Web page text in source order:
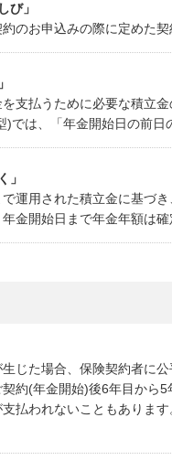
び」
のお申込みの際に定めた契
支払うために必要な積立
では、「年金開始日の前日
」
運用された積立金に基づ
金開始日まで年金年額は確
じた場合、保険契約者に
約(年金開始)後6年目から
払われないこともありま